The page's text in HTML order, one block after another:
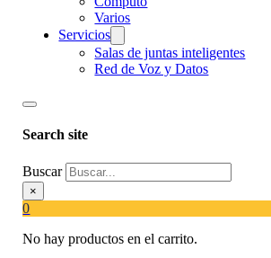
Varios
Servicios
Salas de juntas inteligentes
Red de Voz y Datos
Search site
Buscar
×
0
No hay productos en el carrito.